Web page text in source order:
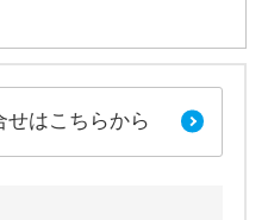
せはこちらから